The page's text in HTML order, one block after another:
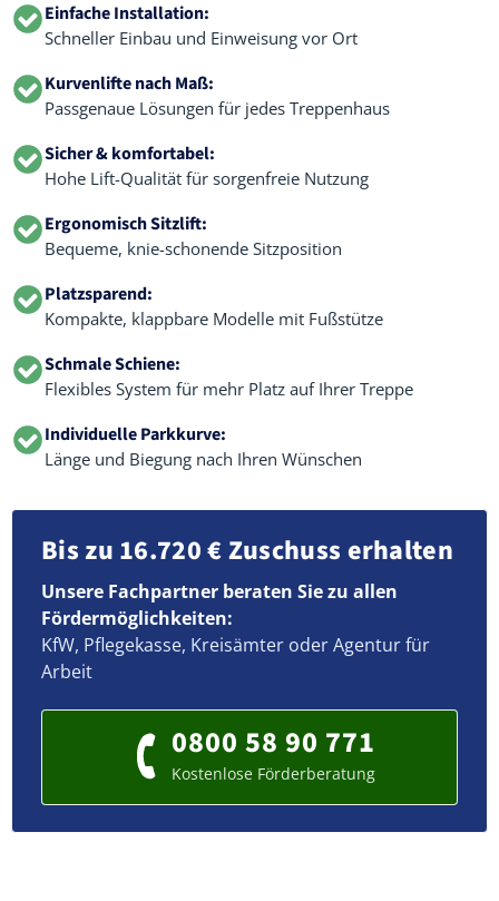
Einfache Installation:
Schneller Einbau und Einweisung vor Ort
Kurvenlifte nach Maß:
Passgenaue Lösungen für jedes Treppenhaus
Sicher & komfortabel:
Hohe Lift-Qualität für sorgenfreie Nutzung
Ergonomisch Sitzlift:
Bequeme, knie-schonende Sitzposition
Platzsparend:
Kompakte, klappbare Modelle mit Fußstütze
Schmale Schiene:
Flexibles System für mehr Platz auf Ihrer Treppe
Individuelle Parkkurve:
Länge und Biegung nach Ihren Wünschen
Bis zu 16.720 € Zuschuss erhalten
Unsere Fachpartner beraten Sie zu allen
Fördermöglichkeiten:
KfW, Pflegekasse, Kreisämter oder Agentur für
Arbeit
0800 58 90 771
Kostenlose Förderberatung